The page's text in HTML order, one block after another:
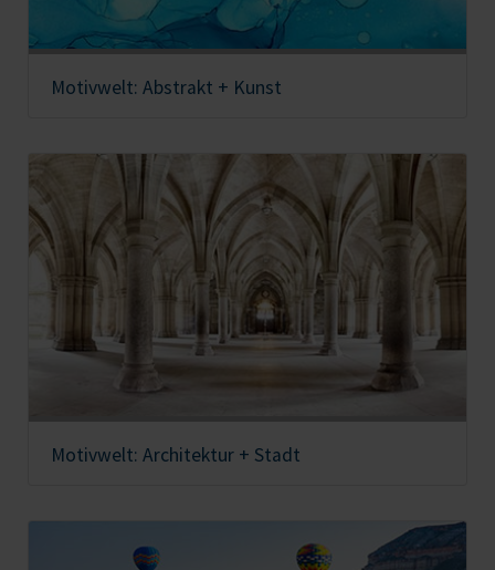
Motivwelt: Abstrakt + Kunst
Motivwelt: Architektur + Stadt